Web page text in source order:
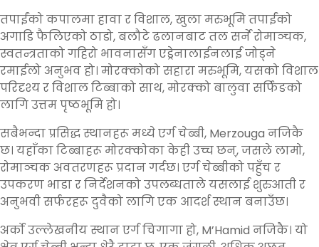
तपाईंको कपालमा हावा र विशाल, खुला मरुभूमि तपाईंको
अगाडि फैलिएको ठाडो, बलौटे ढलानबाट तल सर्ने रोमाञ्चक,
स्वतन्त्रताको गहिरो भावनासँग एड्रेनालाईनलाई जोड्ने
रमाईलो अनुभव हो। मोरक्कोको सहारा मरुभूमि, यसको विशाल
परिदृश्य र विशाल टिब्बाको साथ, मोरक्को बालुवा सर्फिङको
लागि उत्तम पृष्ठभूमि हो।
सबैभन्दा प्रसिद्ध स्थानहरू मध्ये एर्ग चेब्बी, Merzouga नजिकै
छ। यहाँका टिब्बाहरू मोरक्कोका केही उच्च छन्, जसले लामो,
रोमाञ्चक अवतरणहरू प्रदान गर्दछ। एर्ग चेब्बीको पहुँच र
उपकरण भाडा र निर्देशनको उपलब्धताले यसलाई शुरुआती र
अनुभवी सर्फरहरू दुवैको लागि एक आदर्श स्थान बनाउँछ।
अर्को उल्लेखनीय स्थान एर्ग चिगागा हो, M’Hamid नजिकै। यो